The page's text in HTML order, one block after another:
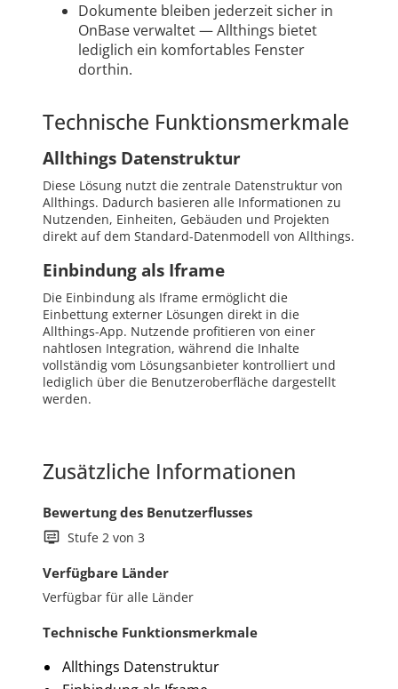
Dokumente bleiben jederzeit sicher in
OnBase verwaltet — Allthings bietet
lediglich ein komfortables Fenster
dorthin.
Technische Funktionsmerkmale
Allthings Datenstruktur
Diese Lösung nutzt die zentrale Datenstruktur von
Allthings. Dadurch basieren alle Informationen zu
Nutzenden, Einheiten, Gebäuden und Projekten
direkt auf dem Standard-Datenmodell von Allthings.
Einbindung als Iframe
Die Einbindung als Iframe ermöglicht die
Einbettung externer Lösungen direkt in die
Allthings-App. Nutzende profitieren von einer
nahtlosen Integration, während die Inhalte
vollständig vom Lösungsanbieter kontrolliert und
lediglich über die Benutzeroberfläche dargestellt
werden.
Zusätzliche Informationen
Bewertung des Benutzerflusses
Stufe 2 von 3
Verfügbare Länder
Verfügbar für alle Länder
Technische Funktionsmerkmale
Allthings Datenstruktur